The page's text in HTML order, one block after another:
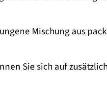
Mischung aus
Sie sich auf